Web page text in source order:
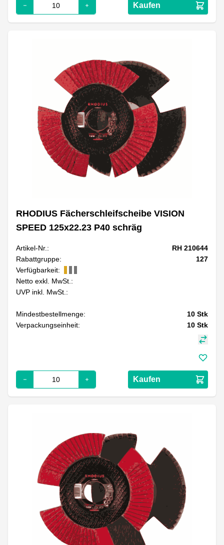
Kaufen
RHODIUS Fächerschleifscheibe VISION
SPEED 125x22.23 P40 schräg
Artikel-Nr.:
RH 210644
Rabattgruppe:
127
Verfügbarkeit:
Netto exkl. MwSt.:
UVP inkl. MwSt.:
Mindestbestellmenge: 10 Stk
Verpackungseinheit:
10 Stk
Kaufen